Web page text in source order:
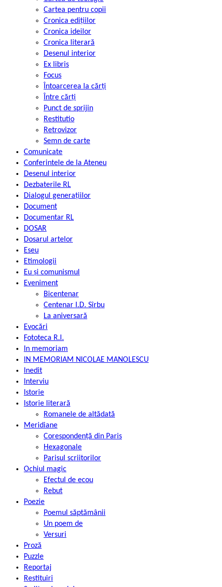
Cartea pentru copii
Cronica edițiilor
Cronica ideilor
Cronica literară
Desenul interior
Ex libris
Focus
Întoarcerea la cărți
Între cărți
Punct de sprijin
Restitutio
Retrovizor
Semn de carte
Comunicate
Conferintele de la Ateneu
Desenul interior
Dezbaterile RL
Dialogul generațiilor
Document
Documentar RL
DOSAR
Dosarul artelor
Eseu
Etimologii
Eu și comunismul
Eveniment
Bicentenar
Centenar I.D. Sîrbu
La aniversară
Evocări
Fototeca R.l.
In memoriam
IN MEMORIAM NICOLAE MANOLESCU
Inedit
Interviu
Istorie
Istorie literară
Romanele de altădată
Meridiane
Corespondență din Paris
Hexagonale
Parisul scriitorilor
Ochiul magic
Efectul de ecou
Rebut
Poezie
Poemul săptămânii
Un poem de
Versuri
Proză
Puzzle
Reportaj
Restituiri